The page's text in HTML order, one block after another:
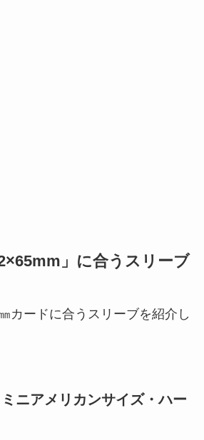
」に合うスリーブ
カードに合うスリーブを紹介し
ニアメリカンサイズ・ハー